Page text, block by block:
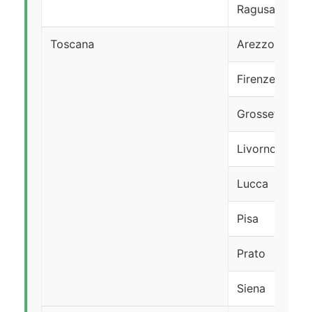
Ragusa
Toscana Arezzo
Firenze
Grosseto
Livorno
Lucca
Pisa
Prato
Siena